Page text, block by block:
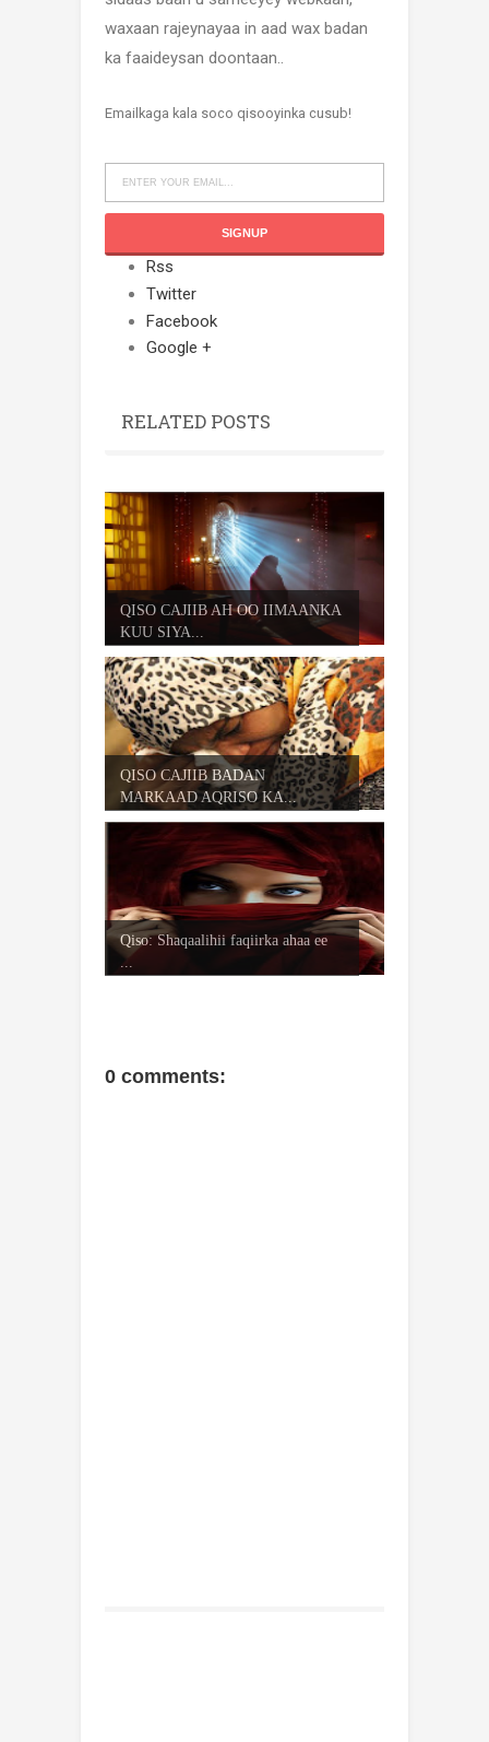
waxaan rajeynayaa in aad wax badan
ka faaideysan doontaan..
Emailkaga kala soco qisooyinka cusub!
Rss
Twitter
Facebook
Google +
RELATED POSTS
QISO CAJIIB AH OO IIMAANKA
KUU SIYA...
QISO CAJIIB BADAN
MARKAAD AQRISO KA...
Qiso: Shaqaalihii faqiirka ahaa ee
...
0 comments: